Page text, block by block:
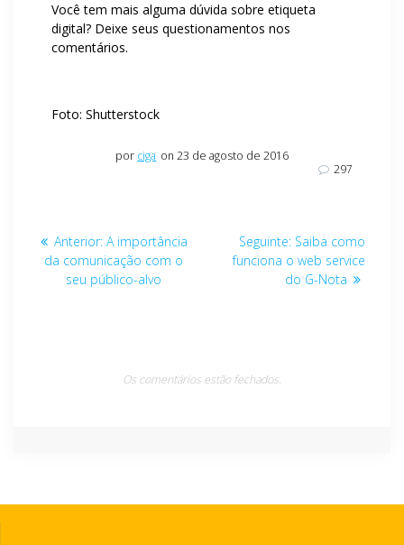
Você tem mais alguma dúvida sobre etiqueta
digital? Deixe seus questionamentos nos
comentários.
Foto: Shutterstock
por ciga on 23 de agosto de 2016
297
Navegação
de
Anterior: Post
anterior:
A importância
da comunicação com o
seu público-alvo
Seguinte: Post
seguinte:
Saiba como
funciona o web service
do G-Nota
Os comentários estão fechados.